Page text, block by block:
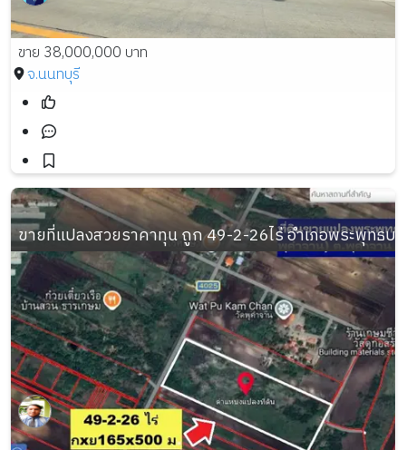
ขาย 38,000,000 บาท
จ.นนทบุรี
ขายที่แปลงสวยราคาทุน ถูก 49-2-26ไร่ อำเภอพระพุทธ